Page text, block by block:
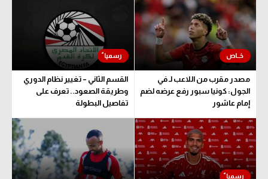
مصدر مقرب من اللاعب لـ في
الجول: كونيا سبور رفع عرضه لضم
إمام عاشور
القسم الثاني – تغيير نظام الدوري
وطريقة الصعود.. تعرف على
تفاصيل البطولة